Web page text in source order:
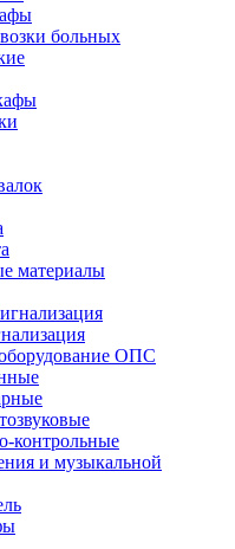
больных
материалы
ОПС
контрольные
и музыкальной